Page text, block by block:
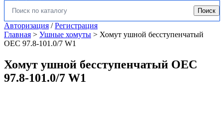
Искать: Поиск
Авторизация /Регистрация
Главная > Ушные хомуты > Хомут ушной бесступенчатый
OEC 97.8-101.0/7 W1
Хомут ушной бесступенчатый OEC
97.8-101.0/7 W1